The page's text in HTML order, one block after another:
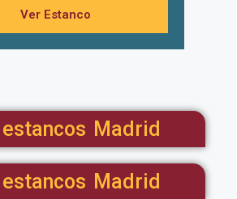
Ver Estanco
estancos Madrid
estancos Madrid